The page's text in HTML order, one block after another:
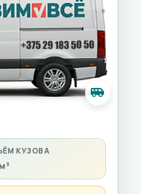
КУЗОВА
м³